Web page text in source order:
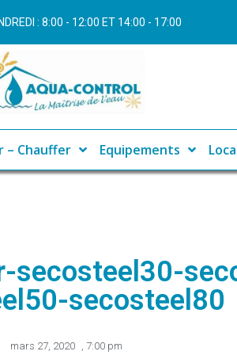
: 8:00 - 12:00 ET 14:00 - 17:00
– Chauffer Equipements
secosteel30-
secosteel80
mars 27, 2020 7:00 pm